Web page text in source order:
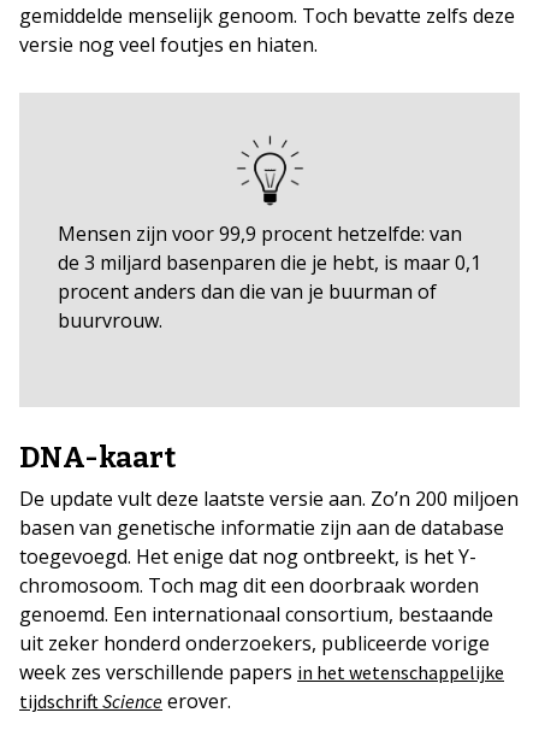
gemiddelde menselijk genoom. Toch bevatte zelfs deze
versie nog veel foutjes en hiaten.
Mensen zijn voor 99,9 procent hetzelfde: van
de 3 miljard basenparen die je hebt, is maar 0,1
procent anders dan die van je buurman of
buurvrouw.
DNA-kaart
De update vult deze laatste versie aan. Zo’n 200 miljoen
basen van genetische informatie zijn aan de database
toegevoegd. Het enige dat nog ontbreekt, is het Y-
chromosoom. Toch mag dit een doorbraak worden
genoemd. Een internationaal consortium, bestaande
uit zeker honderd onderzoekers, publiceerde vorige
week zes verschillende papers in het wetenschappelijke
tijdschrift Science erover.